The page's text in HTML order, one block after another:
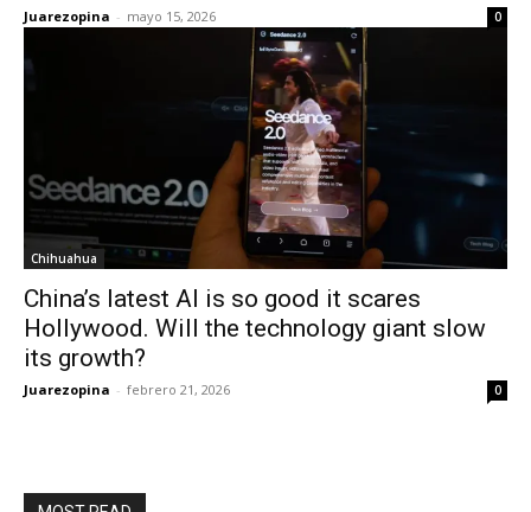
Juarezopina - mayo 15, 2026 0
Chihuahua
China’s latest AI is so good it scares
Hollywood. Will the technology giant slow
its growth?
Juarezopina - febrero 21, 2026 0